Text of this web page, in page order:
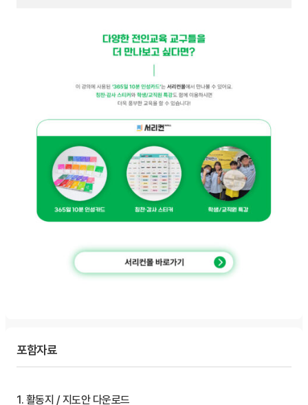
포함자료
1. 활동지 / 지도안 다운로드